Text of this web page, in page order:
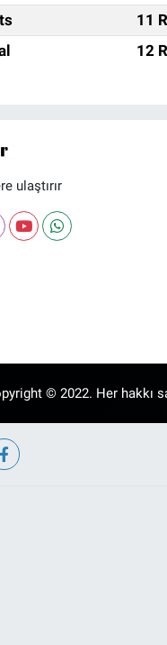
11
12
ulaştırır
© 2022. Her hakkı